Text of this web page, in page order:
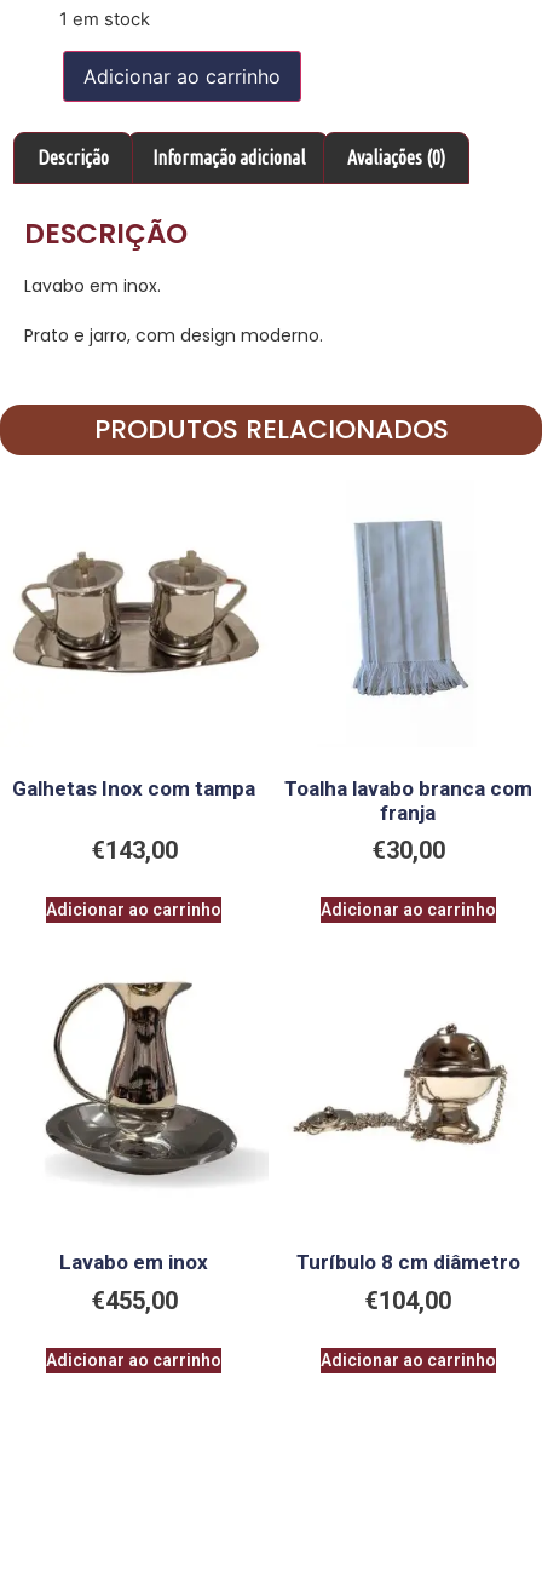
1 em stock
Adicionar ao carrinho
Descrição Informação adicional Avaliações (0)
DESCRIÇÃO
Lavabo em inox.
Prato e jarro, com design moderno.
PRODUTOS RELACIONADOS
Galhetas Inox com tampa
€143,00
Adicionar ao carrinho
Toalha lavabo branca com
franja
€30,00
Adicionar ao carrinho
Lavabo em inox
€455,00
Adicionar ao carrinho
Turíbulo 8 cm diâmetro
€104,00
Adicionar ao carrinho